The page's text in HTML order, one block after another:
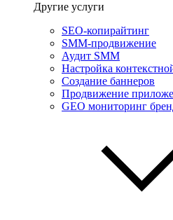
Другие услуги
SEO-копирайтинг
SMM-продвижение
Аудит SMM
Настройка
Создание баннеров
Продвижение
GEO мониторинг